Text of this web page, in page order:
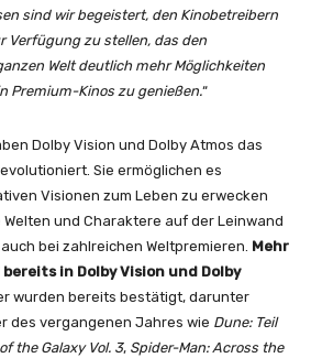
sind wir begeistert, den Kinobetreibern
Verfügung zu stellen, das den
Welt deutlich mehr Möglichkeiten
Premium-Kinos zu genießen.“
Dolby Vision und Dolby Atmos das
Sie ermöglichen es
Visionen zum Leben zu erwecken
und Charaktere auf der Leinwand
bei zahlreichen Weltpremieren. Mehr
in Dolby Vision und Dolby
wurden bereits bestätigt, darunter
des vergangenen Jahres wie Dune: Teil
the Galaxy Vol. 3, Spider-Man: Across the